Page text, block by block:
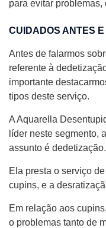
para evitar problemas,
CUIDADOS ANTES
Antes de falarmos
referente à
importante
tipos deste serviço.
A Aquarella
líder neste segmento,
assunto é dedetização.
Ela presta o serviço
cupins, e a
Em relação aos
o problemas tanto de